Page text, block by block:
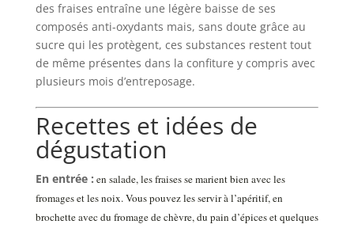
des fraises entraîne une légère baisse de ses
composés anti-oxydants mais, sans doute grâce au
sucre qui les protègent, ces substances restent tout
de même présentes dans la confiture y compris avec
plusieurs mois d’entreposage.
Recettes et idées de
dégustation
En entrée : en salade, les fraises se marient bien avec les
fromages et les noix. Vous pouvez les servir à l’apéritif, en
brochette avec du fromage de chèvre, du pain d’épices et quelques